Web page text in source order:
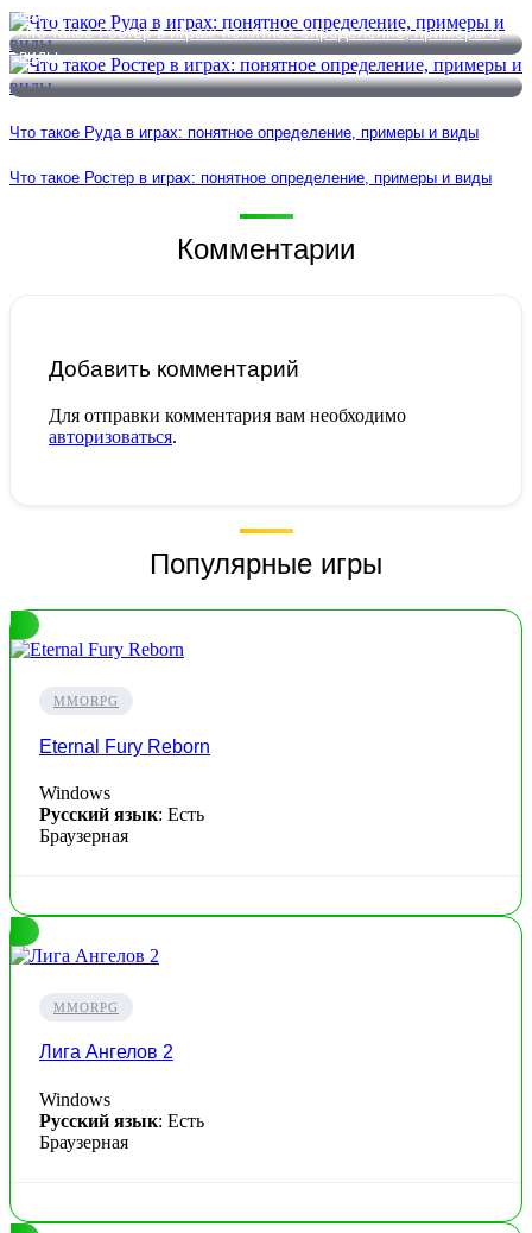
виды
Что такое Ростер в играх: понятное определение, примеры и
виды
Что такое Руда в играх: понятное определение, примеры и виды
Что такое Ростер в играх: понятное определение, примеры и виды
Комментарии
Добавить комментарий
Для отправки комментария вам необходимо
авторизоваться.
Популярные игры
MMORPG
Eternal Fury Reborn
Windows
Русский язык: Есть
Браузерная
MMORPG
Лига Ангелов 2
Windows
Русский язык: Есть
Браузерная